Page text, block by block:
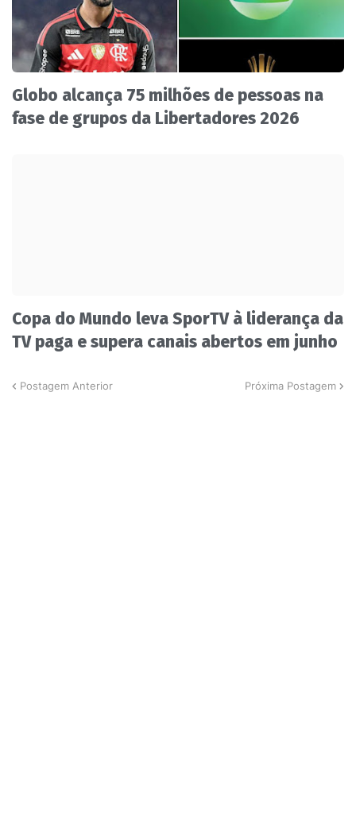
Globo alcança 75 milhões de pessoas na
fase de grupos da Libertadores 2026
Copa do Mundo leva SporTV à liderança da
TV paga e supera canais abertos em junho
Postagem Anterior Próxima Postagem